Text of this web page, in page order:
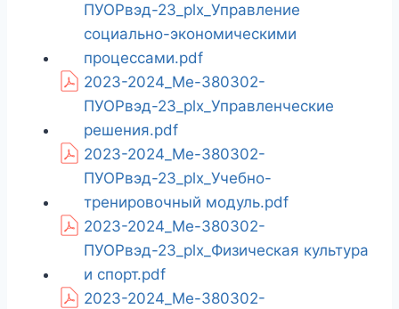
ПУОРвэд-23_plx_Управление
социально-экономическими
процессами.pdf
2023-2024_Ме-380302-
ПУОРвэд-23_plx_Управленческие
решения.pdf
2023-2024_Ме-380302-
ПУОРвэд-23_plx_Учебно-
тренировочный модуль.pdf
2023-2024_Ме-380302-
ПУОРвэд-23_plx_Физическая культура
и спорт.pdf
2023-2024_Ме-380302-